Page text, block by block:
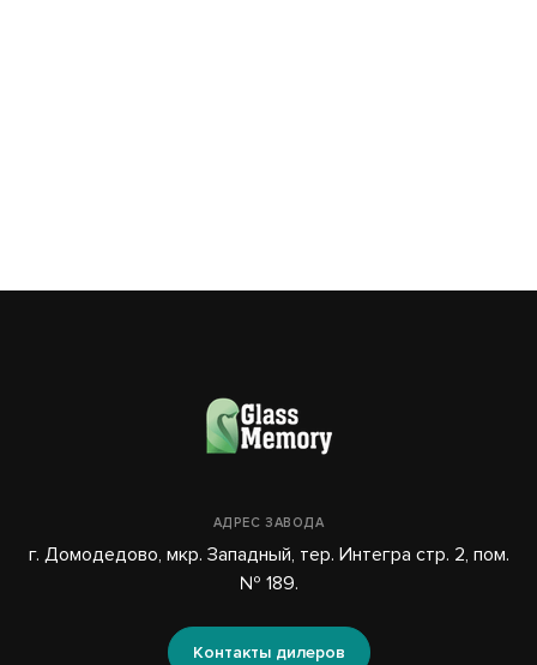
АДРЕС ЗАВОДА
г. Домодедово, мкр. Западный, тер. Интегра стр. 2, пом.
№ 189.
Контакты дилеров